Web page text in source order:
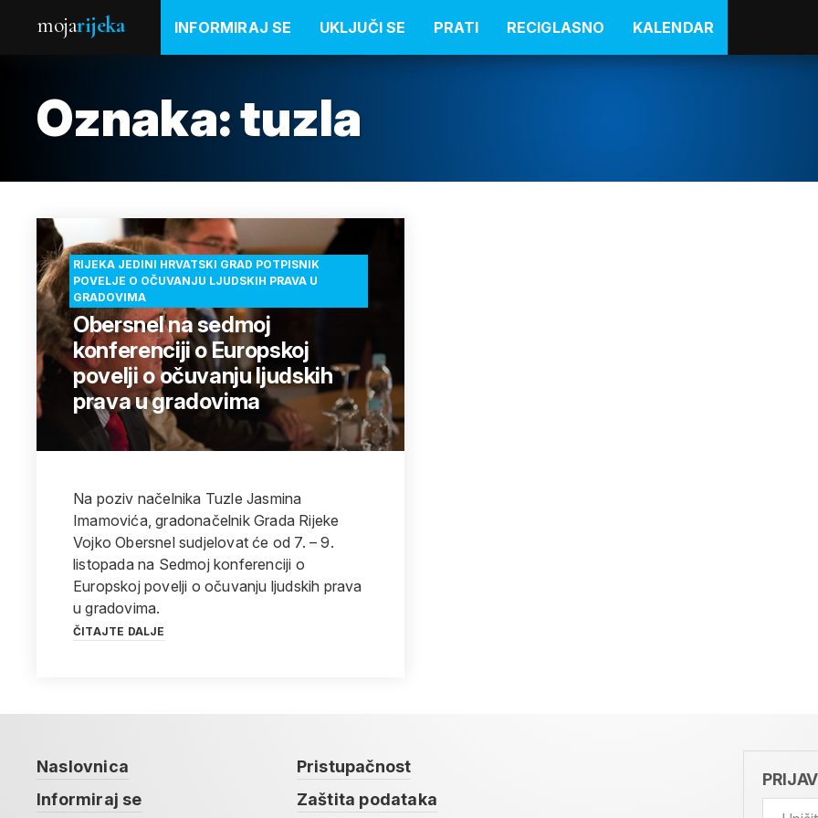
mojarijeka INFORMIRAJ SE UKLJUČI SE PRATI RECIGLASNO KALENDAR
Oznaka:tuzla
RIJEKA JEDINI HRVATSKI GRAD POTPISNIK
POVELJE O OČUVANJU LJUDSKIH PRAVA U
GRADOVIMA
Obersnel na sedmoj
konferenciji o Europskoj
povelji o očuvanju ljudskih
prava u gradovima
Na poziv načelnika Tuzle Jasmina
Imamovića, gradonačelnik Grada Rijeke
Vojko Obersnel sudjelovat će od 7. – 9.
listopada na Sedmoj konferenciji o
Europskoj povelji o očuvanju ljudskih prava
u gradovima.
ČITAJTE DALJE
Naslovnica
Informiraj se
Pristupačnost
Zaštita podataka